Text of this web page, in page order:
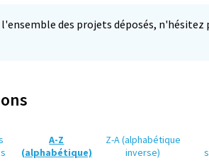
des projets déposés,
A-Z
(alphabétique)
Z-A (alphabétique
inverse)